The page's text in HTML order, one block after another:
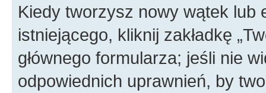
Kiedy tworzysz nowy wątek lub
istniejącego, kliknij zakładkę
głównego formularza; jeśli nie
odpowiednich uprawnień, by